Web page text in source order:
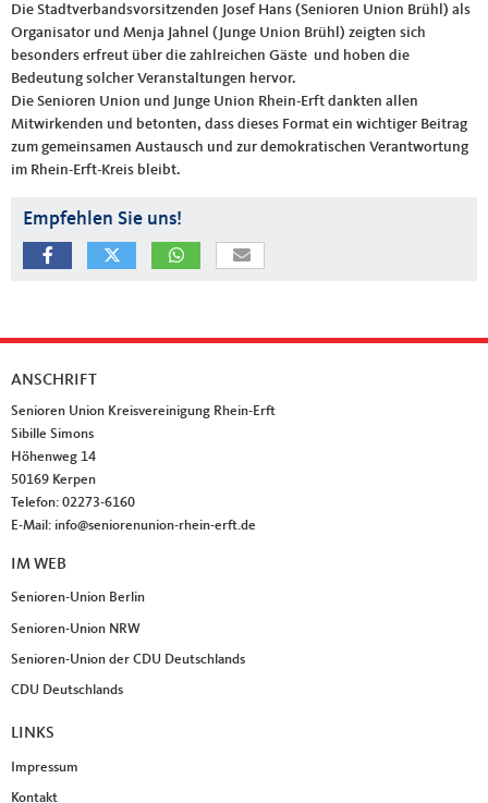
Die Stadtverbandsvorsitzenden Josef Hans (Senioren Union Brühl) als
Organisator und Menja Jahnel (Junge Union Brühl) zeigten sich
besonders erfreut über die zahlreichen Gäste und hoben die
Bedeutung solcher Veranstaltungen hervor.
Die Senioren Union und Junge Union Rhein-Erft dankten allen
Mitwirkenden und betonten, dass dieses Format ein wichtiger Beitrag
zum gemeinsamen Austausch und zur demokratischen Verantwortung
im Rhein-Erft-Kreis bleibt.
Empfehlen Sie uns!
Fußbereich
ANSCHRIFT
Senioren Union Kreisvereinigung Rhein-Erft
Sibille Simons
Höhenweg 14
50169 Kerpen
Telefon: 02273-6160
E-Mail: info@seniorenunion-rhein-erft.de
IM WEB
Senioren-Union Berlin
Senioren-Union NRW
Senioren-Union der CDU Deutschlands
CDU Deutschlands
LINKS
Impressum
Kontakt